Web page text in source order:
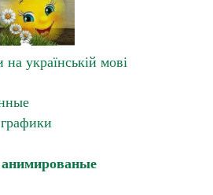
на українській мові